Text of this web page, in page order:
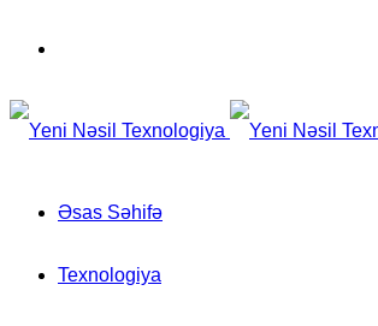
Əsas Səhifə
Texnologiya